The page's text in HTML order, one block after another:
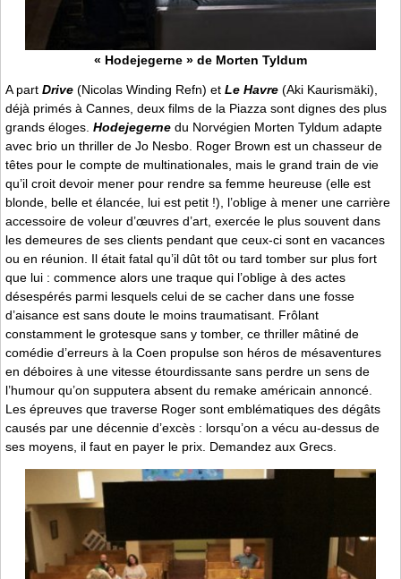
« Hodejegerne » de Morten Tyldum
A part Drive (Nicolas Winding Refn) et Le Havre (Aki Kaurismäki),
déjà primés à Cannes, deux films de la Piazza sont dignes des plus
grands éloges. Hodejegerne du Norvégien Morten Tyldum adapte
avec brio un thriller de Jo Nesbo. Roger Brown est un chasseur de
têtes pour le compte de multinationales, mais le grand train de vie
qu’il croit devoir mener pour rendre sa femme heureuse (elle est
blonde, belle et élancée, lui est petit !), l’oblige à mener une carrière
accessoire de voleur d’œuvres d’art, exercée le plus souvent dans
les demeures de ses clients pendant que ceux-ci sont en vacances
ou en réunion. Il était fatal qu’il dût tôt ou tard tomber sur plus fort
que lui : commence alors une traque qui l’oblige à des actes
désespérés parmi lesquels celui de se cacher dans une fosse
d’aisance est sans doute le moins traumatisant. Frôlant
constamment le grotesque sans y tomber, ce thriller mâtiné de
comédie d’erreurs à la Coen propulse son héros de mésaventures
en déboires à une vitesse étourdissante sans perdre un sens de
l’humour qu’on supputera absent du remake américain annoncé.
Les épreuves que traverse Roger sont emblématiques des dégâts
causés par une décennie d’excès : lorsqu’on a vécu au-dessus de
ses moyens, il faut en payer le prix. Demandez aux Grecs.